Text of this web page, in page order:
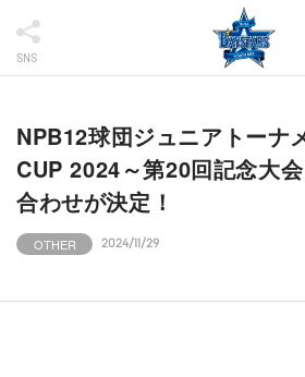
SNS
NPB12球団ジュニアトーナ
CUP 2024～第20回記念大
合わせが決定！
OTHER 2024/11/29